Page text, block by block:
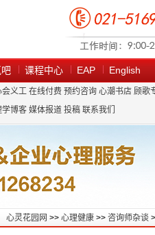
课程中心 EAP English
会义工 在线付费 预约咨询 心潮书店 顾歌
学博客 媒体报道 投稿 联系我们
心灵花园网 >> 心理健康 >> 咨询师杂谈